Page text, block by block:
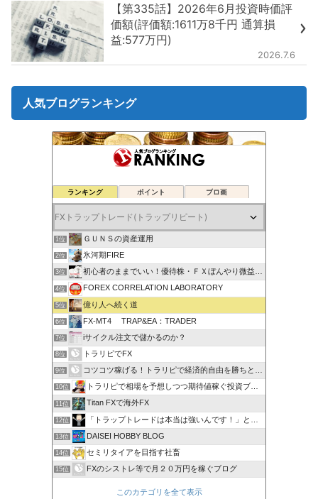
【第335話】2026年6月投資時価評
価額(評価額:1611万8千円 通算損
益:577万円)
2026.7.6
人気ブログランキング
ランキング ポイント ブロ画
1位 ＧＵＮＳの資産運用
2位 氷河期FIRE
3位 初心者のままでいい！優待株・ＦＸぼんやり微益ブログ
4位 FOREX CORRELATION LABORATORY
5位 億り人へ続く道
6位 FX-MT4 TRAP&EA：TRADER
7位 iサイクル注文で儲かるのか？
8位 トラリピでFX
9位 コツコツ稼げる！トラリピで経済的自由を勝ちとる方法
10位 トラリピで相場を予想しつつ期待値稼ぐ投資ブログ
11位 Titan FXで海外FX
12位 「トラップトレードは本当は強いんです！」と叫びたい。
13位 DAISEI HOBBY BLOG
14位 セミリタイアを目指す社畜
15位 FXのシストレ等で月２０万円を稼ぐブログ
このカテゴリを全て表示